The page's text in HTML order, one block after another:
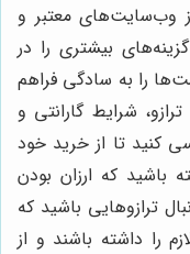
وب‌سایت‌های معتبر و
بیشتری را در
را به سادگی فراهم
شرایط گارانتی و
کنید تا از خرید خود
باشید که ارزان بودن
ترازوهایی باشید که
را داشته باشند و از